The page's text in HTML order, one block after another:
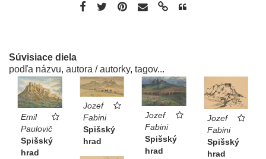
Súvisiace diela
podľa názvu, autora / autorky, tagov...
Emil
Paulovič
Spišský
hrad
Jozef
Fabini
Spišský
hrad
Jozef
Fabini
Spišský
hrad
Jozef
Fabini
Spišský
hrad